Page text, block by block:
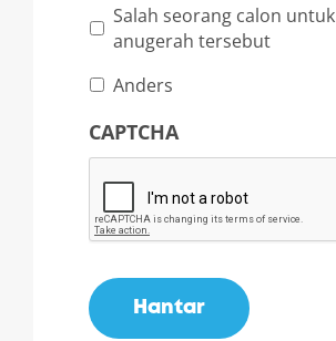
Salah seorang calon untuk
anugerah tersebut
Anders
CAPTCHA
Hantar